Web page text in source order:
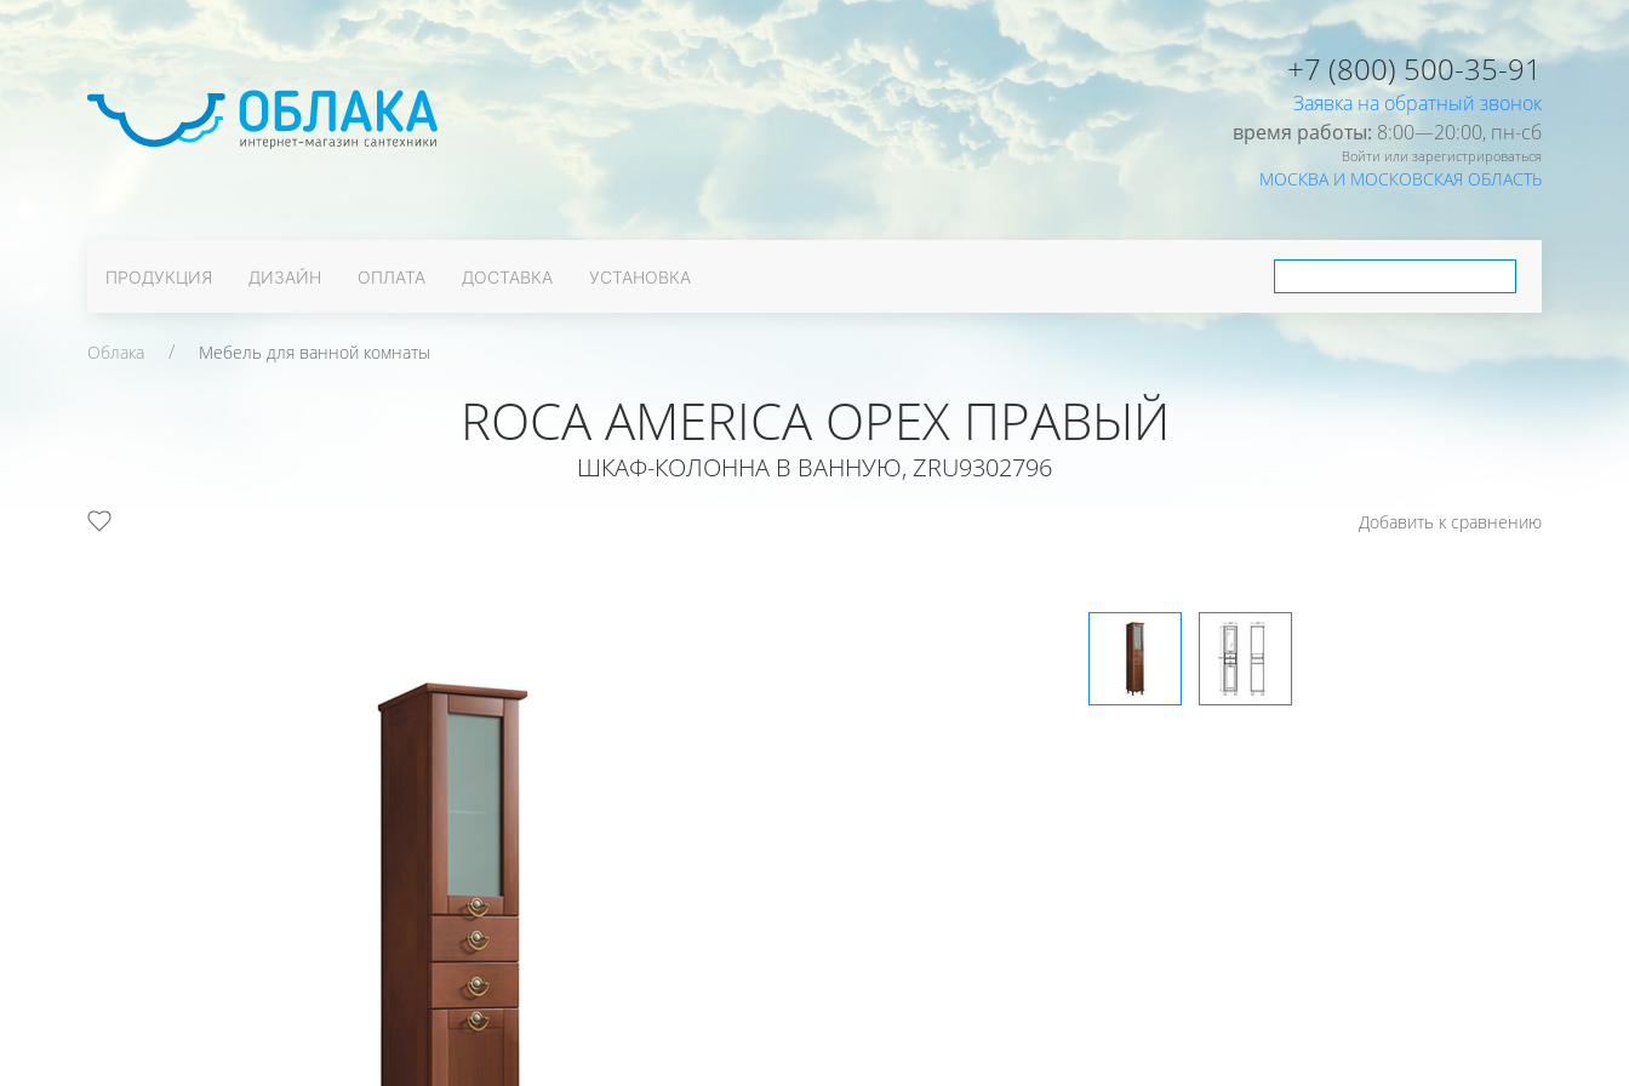
+7 (800) 500-35-91
Заявка на обратный звонок
время работы: 8:00—20:00, пн-cб
Войти или зарегистрироваться
МОСКВА И МОСКОВСКАЯ ОБЛАСТЬ
ПРОДУКЦИЯ ДИЗАЙН ОПЛАТА ДОСТАВКА УСТАНОВКА
Облака Мебель для ванной комнаты
ROCA AMERICA ОРЕХ ПРАВЫЙ
ШКАФ-КОЛОННА В ВАННУЮ, ZRU9302796
Добавить к сравнению